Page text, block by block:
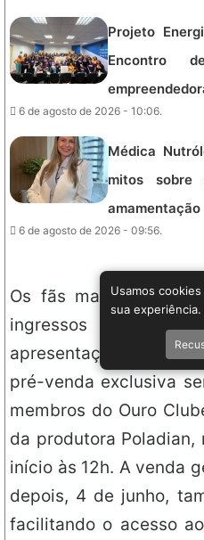
Projeto
Encontro
6 de agosto de 2026 - 10:06.
Médica
mitos sobre
amamentação
6 de agosto de 2026 - 09:56.
Os fãs mais ansiosos
ingressos
apresentações no
pré-venda exclusiva
membros do Ouro
da produtora
início às 12h. A venda
depois, 4 de junho,
facilitando o acesso
Usamos
sua experiência.